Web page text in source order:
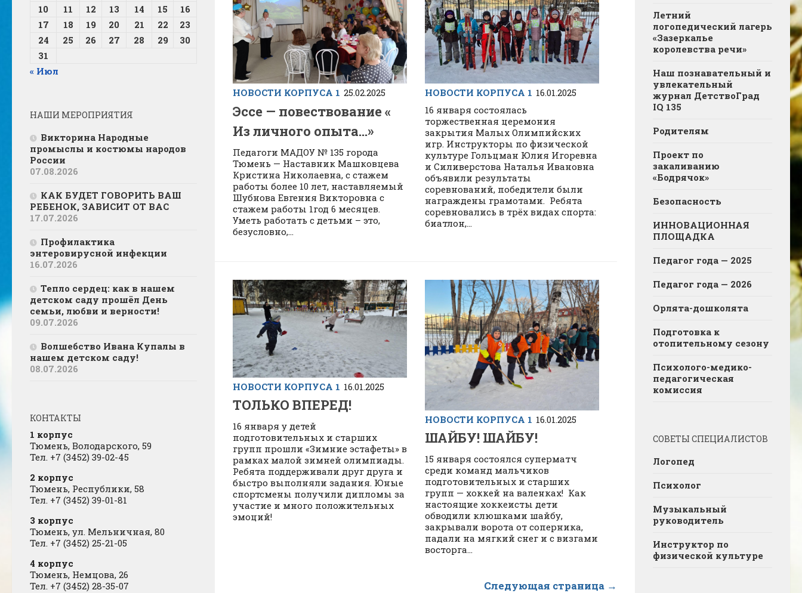
НОВОСТИ КОРПУСА 1 25.02.2025
Эссе — повествование «
Из личного опыта…»
Педагоги МАДОУ № 135 города
Тюмень — Наставник Машковцева
Кристина Николаевна, с стажем
работы более 10 лет, наставляемый
Шубнова Евгения Викторовна с
стажем работы 1год 6 месяцев.
Уметь работать с детьми – это,
безусловно,...
НОВОСТИ КОРПУСА 1 16.01.2025
16 января состоялась
торжественная церемония
закрытия Малых Олимпийских
игр. Инструкторы по физической
культуре Гольцман Юлия Игоревна
и Силиверстова Наталья Ивановна
объявили результаты
соревнований, победители были
награждены грамотами. Ребята
соревновались в трёх видах спорта:
биатлон,...
НОВОСТИ КОРПУСА 1 16.01.2025
ТОЛЬКО ВПЕРЕД!
16 января у детей
подготовительных и старших
групп прошли «Зимние эстафеты» в
рамках малой зимней олимпиады.
Ребята поддерживали друг друга и
быстро выполняли задания. Юные
спортсмены получили дипломы за
участие и много положительных
эмоций!
НОВОСТИ КОРПУСА 1 16.01.2025
ШАЙБУ! ШАЙБУ!
15 января состоялся суперматч
среди команд мальчиков
подготовительных и старших
групп — хоккей на валенках! Как
настоящие хоккеисты дети
обводили клюшками шайбу,
закрывали ворота от соперника,
падали на мягкий снег и с визгами
восторга...
Следующая страница →
10
11 12 13 14 15
16
17
18 19 20 21 22
23
24
25 26 27 28 29
30
31
« Июл
НАШИ МЕРОПРИЯТИЯ
Викторина Народные
промыслы и костюмы народов
России
07.08.2026
КАК БУДЕТ ГОВОРИТЬ ВАШ
РЕБЕНОК, ЗАВИСИТ ОТ ВАС
17.07.2026
Профилактика
энтеровирусной инфекции
16.07.2026
Тепло сердец: как в нашем
детском саду прошёл День
семьи, любви и верности!
09.07.2026
Волшебство Ивана Купалы в
нашем детском саду!
08.07.2026
КОНТАКТЫ
1 корпус
Тюмень, Володарского, 59
Тел. +7 (3452) 39-02-45
2 корпус
Тюмень, Республики, 58
Тел. +7 (3452) 39-01-81
3 корпус
Тюмень, ул. Мельничная, 80
Тел. +7 (3452) 25-21-05
4 корпус
Тюмень, Немцова, 26
Тел. +7 (3452) 28-35-07
Летний
логопедический лагерь
«Зазеркалье
королевства речи»
Наш познавательный и
увлекательный
журнал ДетствоГрад
IQ 135
Родителям
Проект по
закаливанию
«Бодрячок»
Безопасность
ИННОВАЦИОННАЯ
ПЛОЩАДКА
Педагог года — 2025
Педагог года — 2026
Орлята-дошколята
Подготовка к
отопительному сезону
Психолого-медико-
педагогическая
комиссия
СОВЕТЫ СПЕЦИАЛИСТОВ
Логопед
Психолог
Музыкальный
руководитель
Инструктор по
физической культуре